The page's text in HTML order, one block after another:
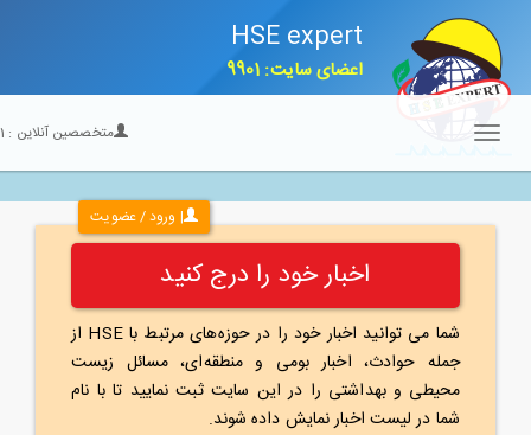
HSE expert
اعضای سایت: 9901
| ورود / عضویت
متخصصین آنلاین :21
Toggle
navigation
اخبار خود را درج کنید
شما می توانید اخبار خود را در حوزه‌های مرتبط با HSE از
جمله حوادث، اخبار بومی و منطقه‌ای، مسائل زیست
محیطی و بهداشتی را در این سایت ثبت نمایید تا با نام
شما در لیست اخبار نمایش داده شوند.